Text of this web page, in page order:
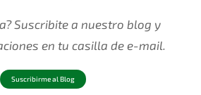
Suscribite a nuestro blog y
en tu casilla de e-mail.
Suscribirme al Blog